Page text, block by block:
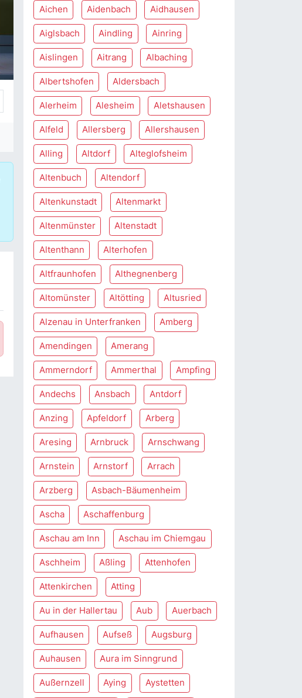
Aichen Aidenbach Aidhausen
Aiglsbach Aindling Ainring
Aislingen Aitrang Albaching
Albertshofen Aldersbach
Alerheim Alesheim Aletshausen
Alfeld Allersberg Allershausen
Alling Altdorf Alteglofsheim
Altenbuch Altendorf
Altenkunstadt Altenmarkt
Altenmünster Altenstadt
Altenthann Alterhofen
Altfraunhofen Althegnenberg
Altomünster Altötting Altusried
Alzenau in Unterfranken Amberg
Amendingen Amerang
Ammerndorf Ammerthal Ampfing
Andechs Ansbach Antdorf
Anzing Apfeldorf Arberg
Aresing Arnbruck Arnschwang
Arnstein Arnstorf Arrach
Arzberg Asbach-Bäumenheim
Ascha Aschaffenburg
Aschau am Inn Aschau im Chiemgau
Aschheim Aßling Attenhofen
Attenkirchen Atting
Au in der Hallertau Aub Auerbach
Aufhausen Aufseß Augsburg
Auhausen Aura im Sinngrund
Außernzell Aying Aystetten